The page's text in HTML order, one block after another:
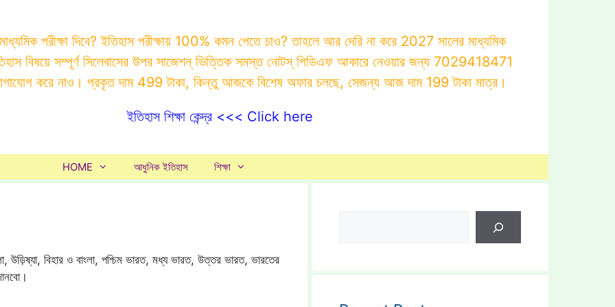
পরীক্ষা দিবে? ইতিহাস পরীক্ষায় 100% কমন পেতে চাও? তাহলে আর দেরি না করে 2027 সালের মাধ্যমিক
বিষয়ে সম্পূর্ণ সিলেবাসের উপর সাজেশন্ ভিত্তিক সমস্ত নোটস্ পিডিএফ আকারে নেওয়ার জন্য 7029418471
করে নাও। প্রকৃত দাম 499 টাকা, কিন্তু আজকে বিশেষ অফার চলছে, সেজন্য আজ দাম 199 টাকা মাত্র।
ইতিহাস শিক্ষা কেন্দ্র <<< Click here
HOME আধুনিক ইতিহাস শিক্ষা
উড়িষ্যা, বিহার ও বাংলা, পশ্চিম ভারত, মধ্য ভারত, উত্তর ভারত, ভারতের